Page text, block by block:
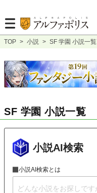
TOP > 小説 > SF 学園 小説一覧
SF 学園 小説一覧
小説AI検索
小説AI検索とは